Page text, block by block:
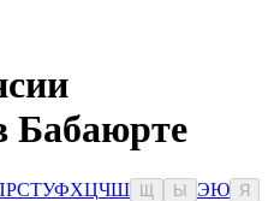
Бабаюрте
РСТУФХЦЧШ Ы ЭЮ Я